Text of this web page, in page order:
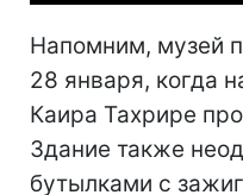
Напомним, музей
28 января, когда
Каира Тахрире
Здание также
бутылками с